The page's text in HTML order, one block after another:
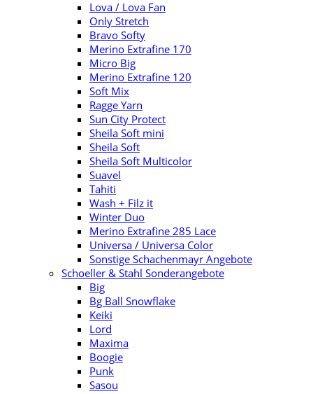
Lova / Lova Fan
Only Stretch
Bravo Softy
Merino Extrafine 170
Micro Big
Merino Extrafine 120
Soft Mix
Ragge Yarn
Sun City Protect
Sheila Soft mini
Sheila Soft
Sheila Soft Multicolor
Suavel
Tahiti
Wash + Filz it
Winter Duo
Merino Extrafine 285 Lace
Universa / Universa Color
Sonstige Schachenmayr Angebote
Schoeller & Stahl Sonderangebote
Big
Bg Ball Snowflake
Keiki
Lord
Maxima
Boogie
Punk
Sasou